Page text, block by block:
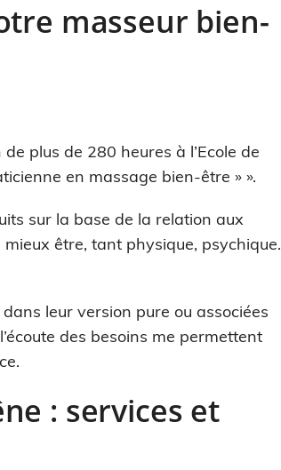
masseur bien-
plus de 280 heures à l’Ecole de
en massage bien-être » ».
sur la base de la relation aux
être, tant physique, psychique.
leur version pure ou associées
des besoins me permettent
: services et